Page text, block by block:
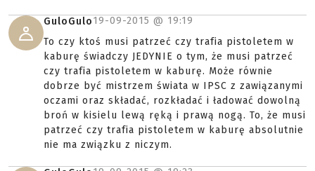
GuloGulo19-09-2015 @ 19:19
To czy ktoś musi patrzeć czy trafia pistoletem w
kaburę świadczy JEDYNIE o tym, że musi patrzeć
czy trafia pistoletem w kaburę. Może równie
dobrze być mistrzem świata w IPSC z zawiązanymi
oczami oraz składać, rozkładać i ładować dowolną
broń w kisielu lewą ręką i prawą nogą. To, że musi
patrzeć czy trafia pistoletem w kaburę absolutnie
nie ma związku z niczym.